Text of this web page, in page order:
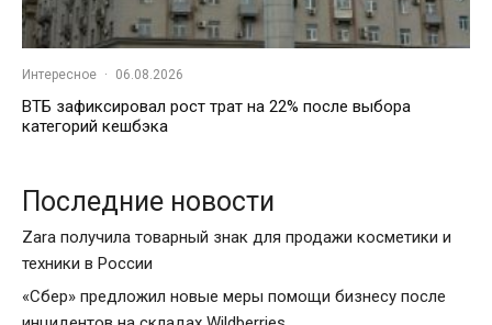
Интересное · 06.08.2026
ВТБ зафиксировал рост трат на 22% после выбора
категорий кешбэка
Последние новости
Zara получила товарный знак для продажи косметики и
техники в России
«Сбер» предложил новые меры помощи бизнесу после